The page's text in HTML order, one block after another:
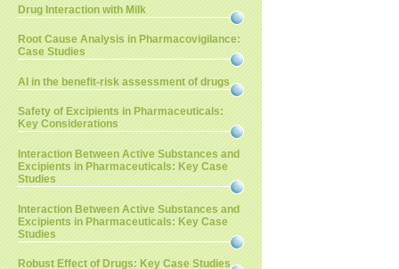
Drug Interaction with Milk
Root Cause Analysis in Pharmacovigilance:
Case Studies
AI in the benefit-risk assessment of drugs
Safety of Excipients in Pharmaceuticals:
Key Considerations
Interaction Between Active Substances and
Excipients in Pharmaceuticals: Key Case
Studies
Interaction Between Active Substances and
Excipients in Pharmaceuticals: Key Case
Studies
Robust Effect of Drugs: Key Case Studies